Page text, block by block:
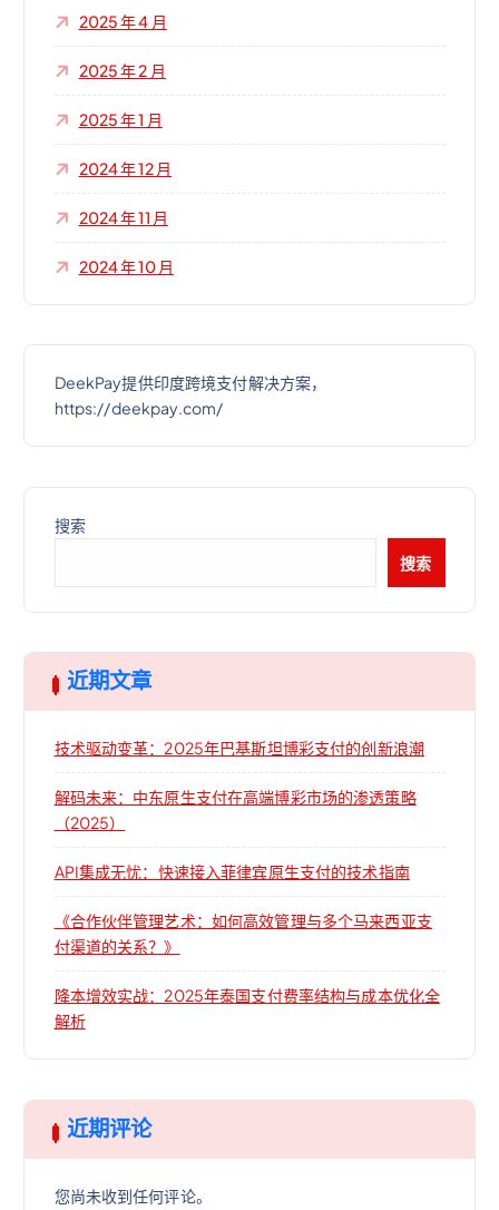
2025 年 4 月
2025 年 2 月
2025 年 1 月
2024 年 12 月
2024 年 11 月
2024 年 10 月
DeekPay提供印度跨境支付解决方案，
https://deekpay.com/
搜索
搜索
近期文章
技术驱动变革：2025年巴基斯坦博彩支付的创新浪潮
解码未来：中东原生支付在高端博彩市场的渗透策略
（2025）
API集成无忧：快速接入菲律宾原生支付的技术指南
《合作伙伴管理艺术：如何高效管理与多个马来西亚支
付渠道的关系？》
降本增效实战：2025年泰国支付费率结构与成本优化全
解析
近期评论
您尚未收到任何评论。